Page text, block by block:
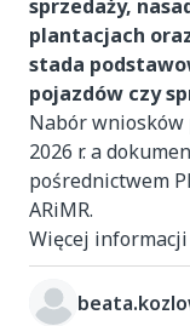
sprzedaży,
plantacjach
stada
pojazdów czy
Nabór wniosków
2026 r. a
pośrednictwem
ARiMR.
Więcej informacji